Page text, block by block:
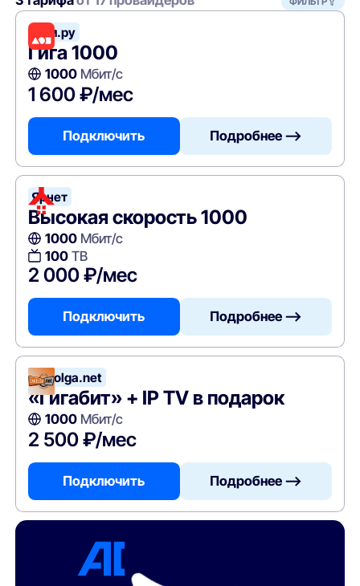
Дом.ру
Гига 1000
1000Мбит/с
1 600 ₽/мес
Подключить Подробнее —>
Ярнет
Высокая скорость 1000
1000Мбит/с
100ТВ
2 000 ₽/мес
Подключить Подробнее —>
Zavolga.net
«Гигабит» + IP TV в подарок
1000Мбит/с
2 500 ₽/мес
Подключить Подробнее —>